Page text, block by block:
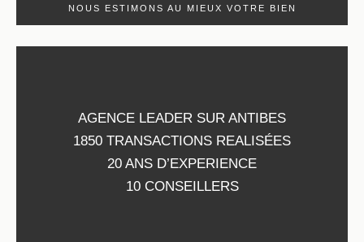
NOUS ESTIMONS AU MIEUX VOTRE BIEN
AGENCE LEADER SUR ANTIBES
1850 TRANSACTIONS REALISÉES
20 ANS D’EXPERIENCE
10 CONSEILLERS